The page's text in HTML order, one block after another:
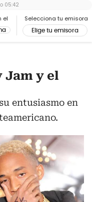
el Selecciona tu emisora
Elige tu emisora
05:42
Jam y el
entusiasmo en